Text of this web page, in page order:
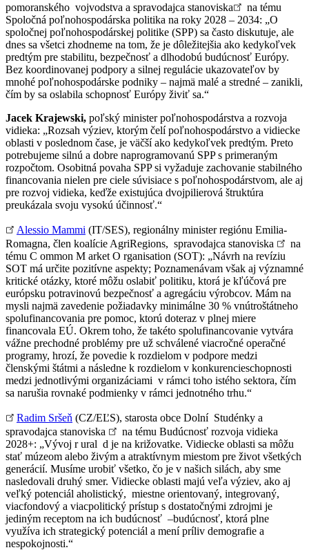
pomoranského vojvodstva a spravodajca stanoviska
na tému
Spoločná poľnohospodárska politika na roky 2028 – 2034: „O
spoločnej poľnohospodárskej politike (SPP) sa často diskutuje, ale
dnes sa všetci zhodneme na tom, že je dôležitejšia ako kedykoľvek
predtým pre stabilitu, bezpečnosť a dlhodobú budúcnosť Európy.
Bez koordinovanej podpory a silnej regulácie ukazovateľov by
mnohé poľnohospodárske podniky – najmä malé a stredné – zanikli,
čím by sa oslabila schopnosť Európy živiť sa.“
Jacek Krajewski, poľský minister poľnohospodárstva a rozvoja
vidieka: „Rozsah výziev, ktorým čelí poľnohospodárstvo a vidiecke
oblasti v poslednom čase, je väčší ako kedykoľvek predtým. Preto
potrebujeme silnú a dobre naprogramovanú SPP s primeraným
rozpočtom. Osobitná povaha SPP si vyžaduje zachovanie stabilného
financovania nielen pre ciele súvisiace s poľnohospodárstvom, ale aj
pre rozvoj vidieka, keďže existujúca dvojpilierová štruktúra
preukázala svoju vysokú účinnosť.“
Alessio Mammi (IT/SES), regionálny minister regiónu Emilia-
Romagna, člen koalície AgriRegions, spravodajca stanoviska
na
tému C ommon M arket O rganisation (SOT): „Návrh na revíziu
SOT má určite pozitívne aspekty; Poznamenávam však aj významné
kritické otázky, ktoré môžu oslabiť politiku, ktorá je kľúčová pre
európsku potravinovú bezpečnosť a agregáciu výrobcov. Mám na
mysli najmä zavedenie požiadavky minimálne 30 % vnútroštátneho
spolufinancovania pre pomoc, ktorú doteraz v plnej miere
financovala EÚ. Okrem toho, že takéto spolufinancovanie vytvára
vážne prechodné problémy pre už schválené viacročné operačné
programy, hrozí, že povedie k rozdielom v podpore medzi
členskými štátmi a následne k rozdielom v konkurencieschopnosti
medzi jednotlivými organizáciami v rámci toho istého sektora, čím
sa narušia rovnaké podmienky v rámci jednotného trhu.“
Radim Sršeň (CZ/EĽS), starosta obce Dolní Studénky a
spravodajca stanoviska
na tému Budúcnosť rozvoja vidieka
2028+: „Vývoj r ural d je na križovatke. Vidiecke oblasti sa môžu
stať múzeom alebo živým a atraktívnym miestom pre život všetkých
generácií. Musíme urobiť všetko, čo je v našich silách, aby sme
nasledovali druhý smer. Vidiecke oblasti majú veľa výziev, ako aj
veľký potenciál aholistický, miestne orientovaný, integrovaný,
viacfondový a viacpolitický prístup s dostatočnými zdrojmi je
jediným receptom na ich budúcnosť –budúcnosť, ktorá plne
využíva ich strategický potenciál a mení príliv demografie a
nespokojnosti.“